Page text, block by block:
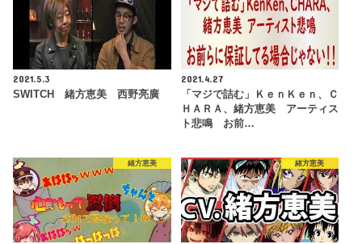
2021.5.3
SWITCH 緒方恵美 西野亮廣
2021.4.27
「マジで詰む」ＫｅｎＫｅｎ、Ｃ
ＨＡＲＡ、緒方恵美 アーティス
ト悲鳴 お前…
緒方恵美 緒方恵美